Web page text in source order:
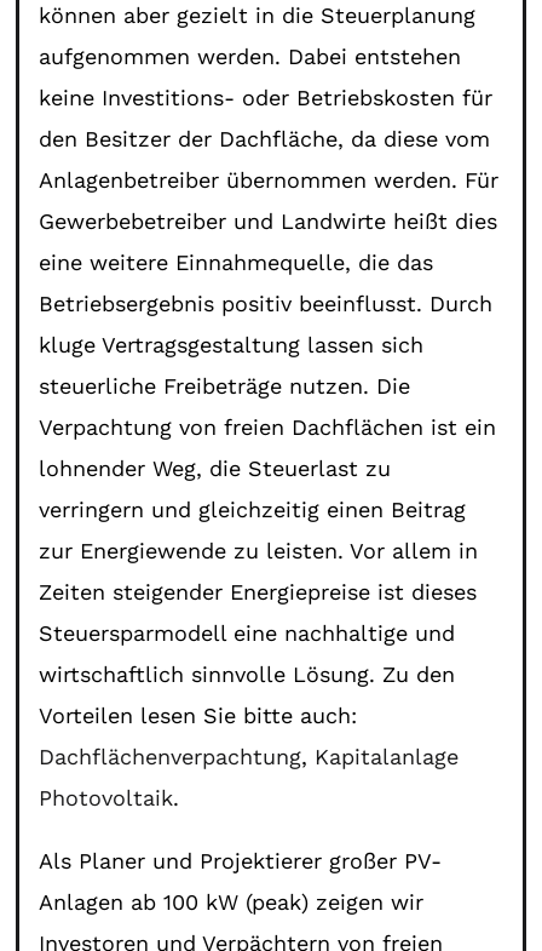
können aber gezielt in die Steuerplanung
aufgenommen werden. Dabei entstehen
keine Investitions- oder Betriebskosten für
den Besitzer der Dachfläche, da diese vom
Anlagenbetreiber übernommen werden. Für
Gewerbebetreiber und Landwirte heißt dies
eine weitere Einnahmequelle, die das
Betriebsergebnis positiv beeinflusst. Durch
kluge Vertragsgestaltung lassen sich
steuerliche Freibeträge nutzen. Die
Verpachtung von freien Dachflächen ist ein
lohnender Weg, die Steuerlast zu
verringern und gleichzeitig einen Beitrag
zur Energiewende zu leisten. Vor allem in
Zeiten steigender Energiepreise ist dieses
Steuersparmodell eine nachhaltige und
wirtschaftlich sinnvolle Lösung. Zu den
Vorteilen lesen Sie bitte auch:
Dachflächenverpachtung, Kapitalanlage
Photovoltaik.
Als Planer und Projektierer großer PV-
Anlagen ab 100 kW (peak) zeigen wir
Investoren und Verpächtern von freien